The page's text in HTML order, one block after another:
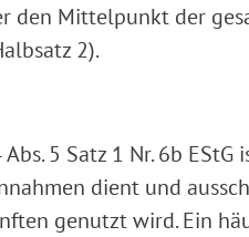
den Mittelpunkt der
2).
5 Satz 1 Nr. 6b EStG
dient und
genutzt wird. Ein